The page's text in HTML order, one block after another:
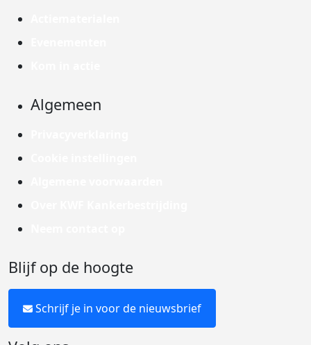
Algemeen
Blijf op de hoogte
Schrijf je in voor de nieuwsbrief